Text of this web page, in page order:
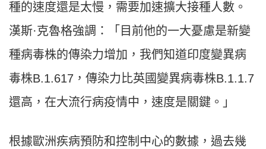
種的速度還是太慢，需要加速擴大接種人數。
漢斯·克魯格強調：「目前他的一大憂慮是新變
種病毒株的傳染力增加，我們知道印度變異病
毒株B.1.617 ，傳染力比英國變異病毒株B.1.1.7
還高，在大流行病疫情中，速度是關鍵。」
根據歐洲疾病預防和控制中心的數據，過去幾